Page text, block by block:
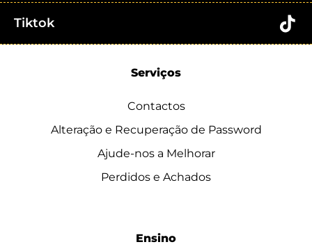
Tiktok
Serviços
Contactos
Alteração e Recuperação de Password
Ajude-nos a Melhorar
Perdidos e Achados
Ensino